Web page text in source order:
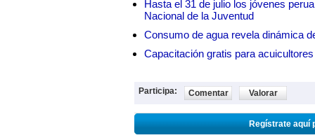
Hasta el 31 de julio los jóvenes
Nacional de la Juventud
Consumo de agua revela dinámica
Capacitación gratis para
Participa: Comentar Valorar
Regístrate aquí